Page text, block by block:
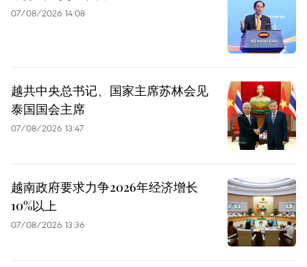
07/08/2026 14:08
越共中央总书记、国家主席苏林会见
泰国国会主席
07/08/2026 13:47
越南政府要求力争2026年经济增长
10%以上
07/08/2026 13:36